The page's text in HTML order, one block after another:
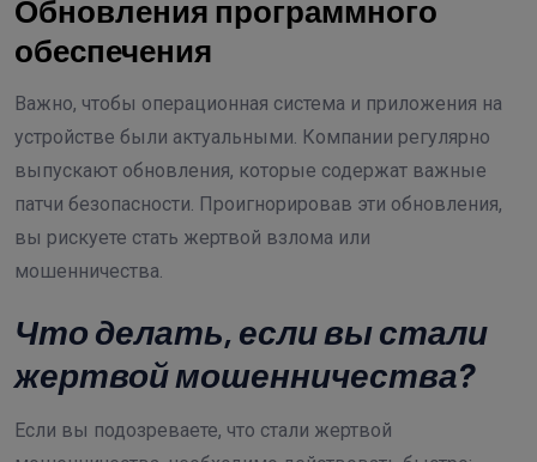
Обновления программного
обеспечения
Важно, чтобы операционная система и приложения на
устройстве были актуальными. Компании регулярно
выпускают обновления, которые содержат важные
патчи безопасности. Проигнорировав эти обновления,
вы рискуете стать жертвой взлома или
мошенничества.
Что делать, если вы стали
жертвой мошенничества?
Если вы подозреваете, что стали жертвой